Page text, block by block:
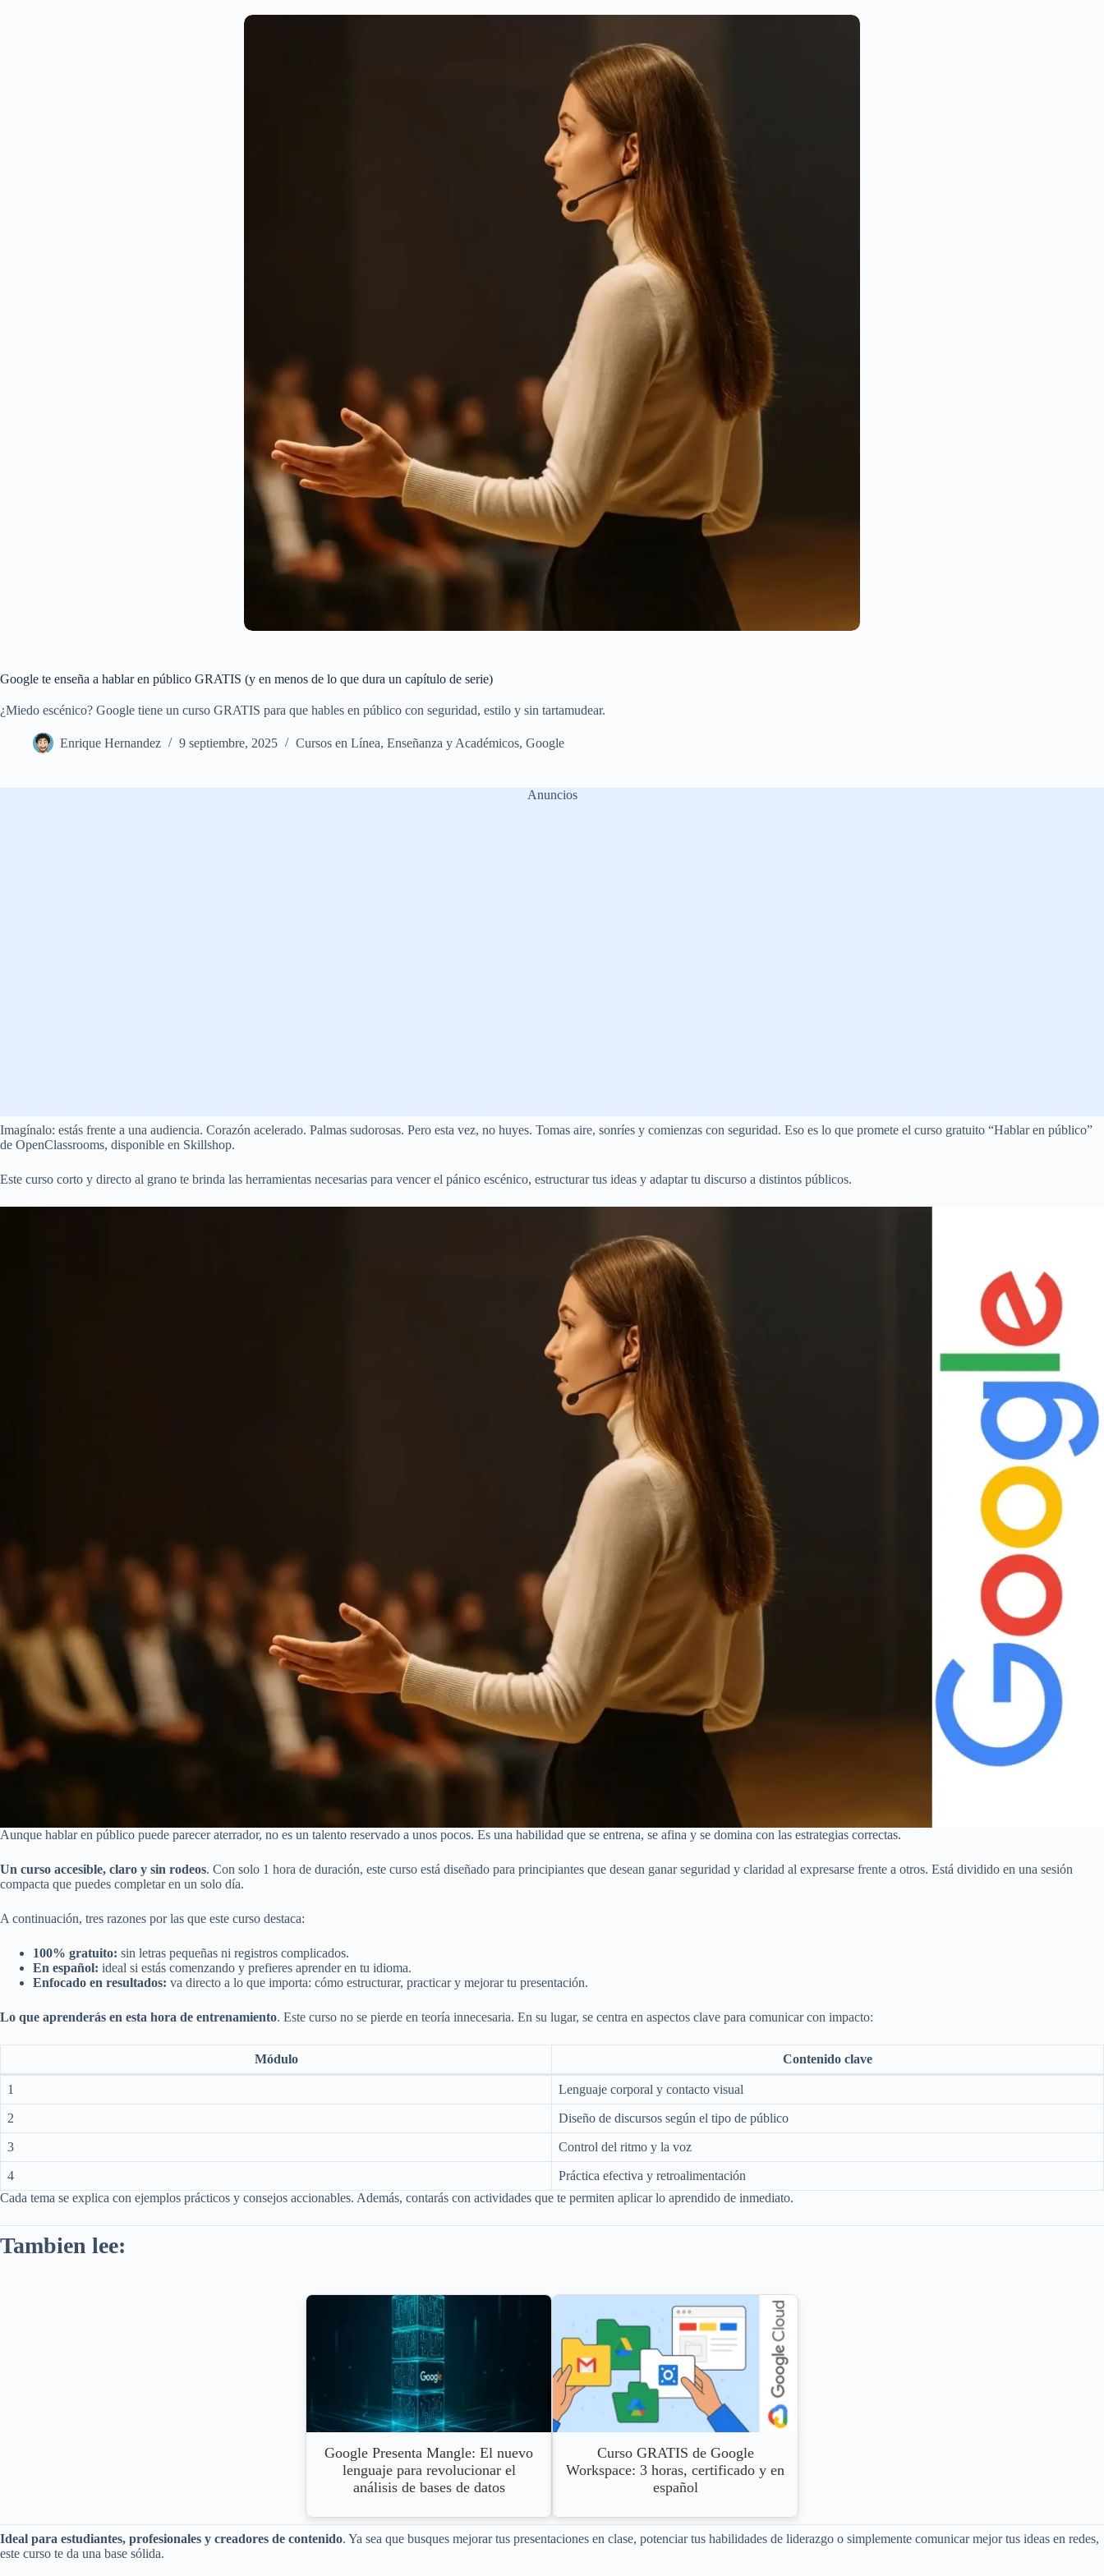
Google te enseña a hablar en público GRATIS (y en menos de lo que dura un capítulo de serie)
¿Miedo escénico? Google tiene un curso GRATIS para que hables en público con seguridad, estilo y sin tartamudear.
Enrique Hernandez 9 septiembre, 2025 Cursos en Línea, Enseñanza y Académicos, Google
Anuncios
Imagínalo: estás frente a una audiencia. Corazón acelerado. Palmas sudorosas. Pero esta vez, no huyes. Tomas aire, sonríes y comienzas con seguridad. Eso es lo que promete el curso gratuito “Hablar en público”
de OpenClassrooms, disponible en Skillshop.
Este curso corto y directo al grano te brinda las herramientas necesarias para vencer el pánico escénico, estructurar tus ideas y adaptar tu discurso a distintos públicos.
Aunque hablar en público puede parecer aterrador, no es un talento reservado a unos pocos. Es una habilidad que se entrena, se afina y se domina con las estrategias correctas.
Un curso accesible, claro y sin rodeos. Con solo 1 hora de duración, este curso está diseñado para principiantes que desean ganar seguridad y claridad al expresarse frente a otros. Está dividido en una sesión
compacta que puedes completar en un solo día.
A continuación, tres razones por las que este curso destaca:
100% gratuito: sin letras pequeñas ni registros complicados.
En español: ideal si estás comenzando y prefieres aprender en tu idioma.
Enfocado en resultados: va directo a lo que importa: cómo estructurar, practicar y mejorar tu presentación.
Lo que aprenderás en esta hora de entrenamiento. Este curso no se pierde en teoría innecesaria. En su lugar, se centra en aspectos clave para comunicar con impacto:
Módulo Contenido clave
1 Lenguaje corporal y contacto visual
2 Diseño de discursos según el tipo de público
3 Control del ritmo y la voz
4
Práctica efectiva y retroalimentación
Cada tema se explica con ejemplos prácticos y consejos accionables. Además, contarás con actividades que te permiten aplicar lo aprendido de inmediato.
Tambien lee:
Google Presenta Mangle: El nuevo
lenguaje para revolucionar el
análisis de bases de datos
Curso GRATIS de Google
Workspace: 3 horas, certificado y en
español
Ideal para estudiantes, profesionales y creadores de contenido. Ya sea que busques mejorar tus presentaciones en clase, potenciar tus habilidades de liderazgo o simplemente comunicar mejor tus ideas en redes,
este curso te da una base sólida.